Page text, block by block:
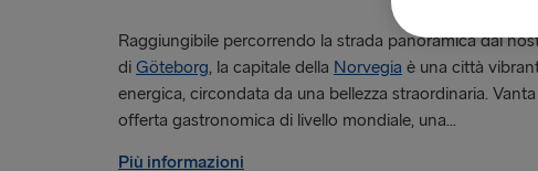
Raggiungibile percorrendo la strada panoramica dal
di Göteborg, la capitale della Norvegia è una città
energica, circondata da una bellezza straordinaria.
offerta gastronomica di livello mondiale, una...
Più informazioni